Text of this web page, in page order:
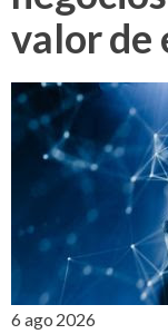
valor de
6 ago 2026